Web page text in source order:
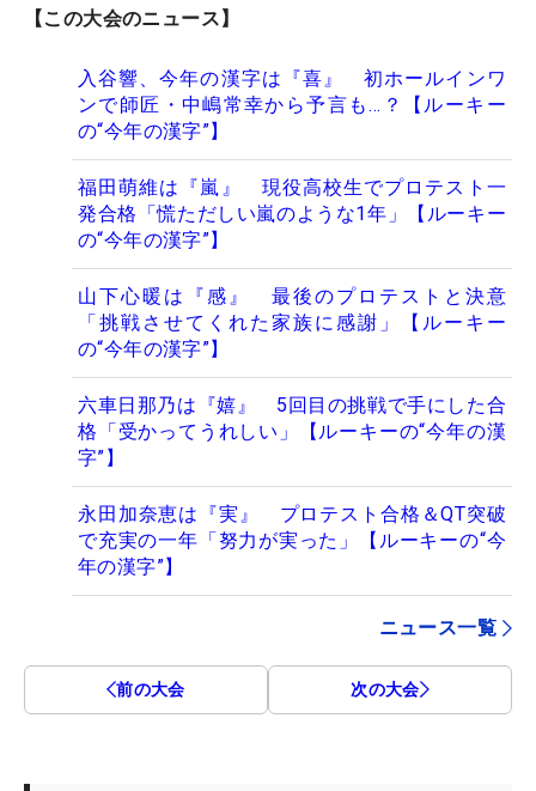
【この大会のニュース】
入谷響、今年の漢字は『喜』 初ホールインワ
ンで師匠・中嶋常幸から予言も…？【ルーキー
の“今年の漢字”】
福田萌維は『嵐』 現役高校生でプロテスト一
発合格「慌ただしい嵐のような1年」【ルーキー
の“今年の漢字”】
山下心暖は『感』 最後のプロテストと決意
「挑戦させてくれた家族に感謝」【ルーキー
の“今年の漢字”】
六車日那乃は『嬉』 5回目の挑戦で手にした合
格「受かってうれしい」【ルーキーの“今年の漢
字”】
永田加奈恵は『実』 プロテスト合格＆QT突破
で充実の一年「努力が実った」【ルーキーの“今
年の漢字”】
ニュース一覧
前の大会 次の大会